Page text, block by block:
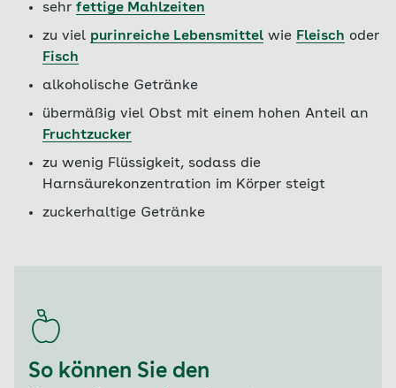
sehr fettige Mahlzeiten
zu viel purinreiche Lebensmittel wie Fleisch oder
Fisch
alkoholische Getränke
übermäßig viel Obst mit einem hohen Anteil an
Fruchtzucker
zu wenig Flüssigkeit, sodass die
Harnsäurekonzentration im Körper steigt
zuckerhaltige Getränke
So können Sie den